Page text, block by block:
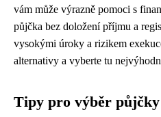
vám může výrazně pomoci s
půjčka bez doložení příjmu a
vysokými úroky a rizikem
alternativy a vyberte tu
Tipy pro výběr půjčky